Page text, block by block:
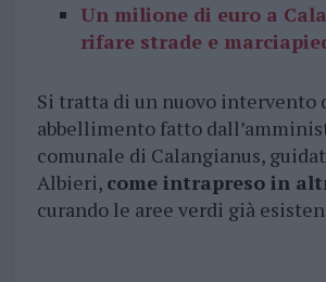
Un milione di euro a
rifare strade e
Si tratta di un nuovo intervento
abbellimento fatto
comunale di Calangianus,
Albieri, come intrapreso in
curando le aree verdi già